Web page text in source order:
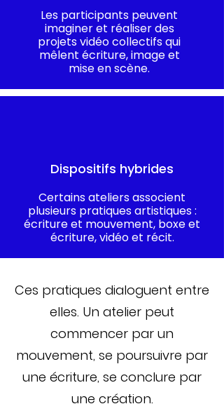
Les participants peuvent
imaginer et réaliser des
projets vidéo collectifs qui
mêlent écriture, image et
mise en scène.
Dispositifs hybrides
Certains ateliers associent
plusieurs pratiques artistiques :
écriture et mouvement, boxe et
écriture, vidéo et récit.
Ces pratiques dialoguent entre
elles. Un atelier peut
commencer par un
mouvement, se poursuivre par
une écriture, se conclure par
une création.